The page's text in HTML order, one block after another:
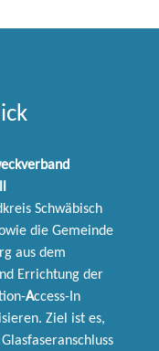
Schwäbisch
die Gemeinde
aus dem
Errichtung der
Access-In
Ziel ist es,